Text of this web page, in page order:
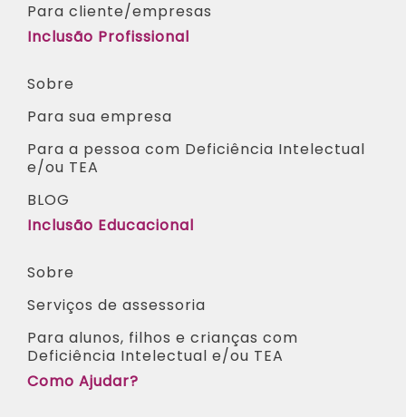
Para cliente/empresas
Inclusão Profissional
Sobre
Para sua empresa
Para a pessoa com Deficiência Intelectual
e/ou TEA​
BLOG
Inclusão Educacional
Sobre
Serviços de assessoria
Para alunos, filhos e crianças com
Deficiência Intelectual e/ou TEA ​
Como Ajudar?